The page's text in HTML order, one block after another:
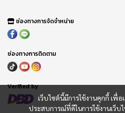
เว็บไซต์นี้มีการใช้งานคุกกี้ เพื่
ประสบการณ์ที่ดีในการใช้งานเว็บ
ช่องทางการจัดจำหน่าย
ช่องทางการติดตาม
Verified by